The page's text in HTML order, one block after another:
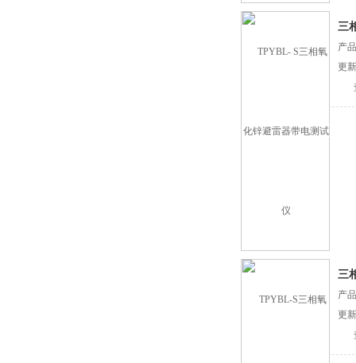
三
产
更
三
产
更